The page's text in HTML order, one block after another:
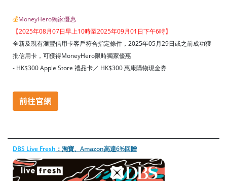
💰MoneyHero獨家優惠
【2025年08月07日早上10時至2025年09月01日下午6時】
全新及現有滙豐信用卡客戶符合指定條件，2025年05月29日或之前成功獲
批信用卡，可獲得MoneyHero限時獨家優惠
- HK$300 Apple Store 禮品卡／ HK$300 惠康購物現金券
DBS Live Fresh ：淘寶、Amazon高達6%回贈